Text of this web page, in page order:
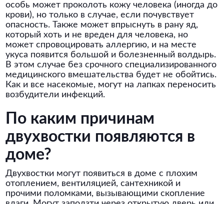
особь может проколоть кожу человека (иногда до
крови), но только в случае, если почувствует
опасность. Также может впрыснуть в рану яд,
который хоть и не вреден для человека, но
может спровоцировать аллергию, и на месте
укуса появится большой и болезненный волдырь.
В этом случае без срочного специализированного
медицинского вмешательства будет не обойтись.
Как и все насекомые, могут на лапках переносить
возбудители инфекций.
По каким причинам
двухвостки появляются в
доме?
Двухвостки могут появиться в доме с плохим
отоплением, вентиляцией, сантехникой и
прочими поломками, вызывающими скопление